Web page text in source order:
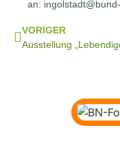
an:
VORIGER